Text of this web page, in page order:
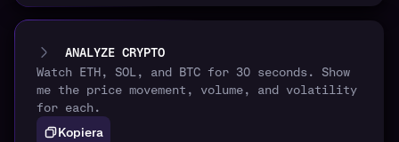
ANALYZE CRYPTO
Watch ETH, SOL, and BTC for 30 seconds. Show
me the price movement, volume, and volatility
for each.
Kopiera